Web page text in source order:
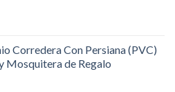
Corredera Con Persiana (PVC)
Mosquitera de Regalo